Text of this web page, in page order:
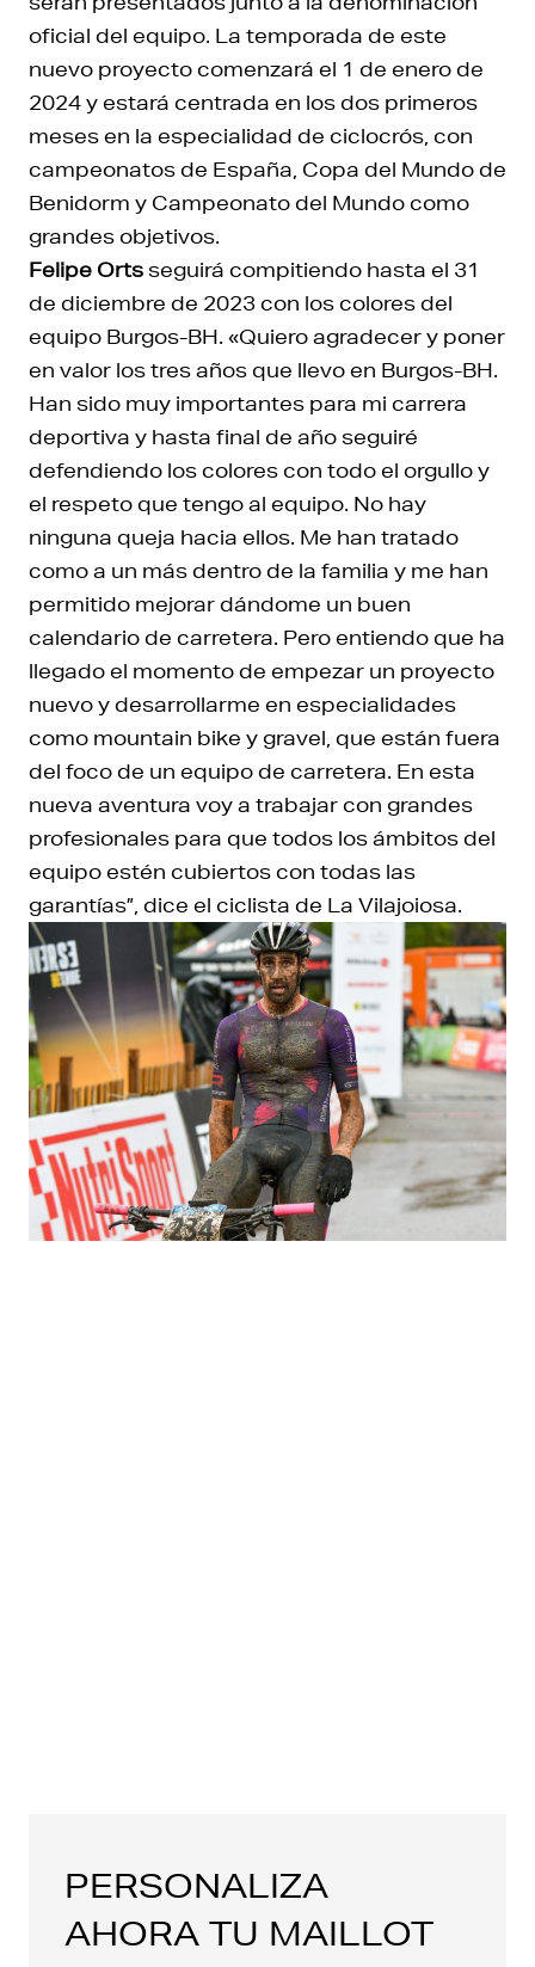
oficial del equipo. La temporada de este
nuevo proyecto comenzará el 1 de enero de
2024 y estará centrada en los dos primeros
meses en la especialidad de ciclocrós, con
campeonatos de España, Copa del Mundo de
Benidorm y Campeonato del Mundo como
grandes objetivos.
Felipe Orts seguirá compitiendo hasta el 31
de diciembre de 2023 con los colores del
equipo Burgos-BH. «Quiero agradecer y poner
en valor los tres años que llevo en Burgos-BH.
Han sido muy importantes para mi carrera
deportiva y hasta final de año seguiré
defendiendo los colores con todo el orgullo y
el respeto que tengo al equipo. No hay
ninguna queja hacia ellos. Me han tratado
como a un más dentro de la familia y me han
permitido mejorar dándome un buen
calendario de carretera. Pero entiendo que ha
llegado el momento de empezar un proyecto
nuevo y desarrollarme en especialidades
como mountain bike y gravel, que están fuera
del foco de un equipo de carretera. En esta
nueva aventura voy a trabajar con grandes
profesionales para que todos los ámbitos del
equipo estén cubiertos con todas las
garantías”, dice el ciclista de La Vilajoiosa.
PERSONALIZA
AHORA TU MAILLOT